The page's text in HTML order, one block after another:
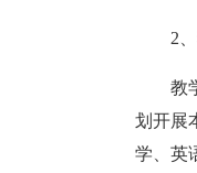
2
教
划开展
学、英